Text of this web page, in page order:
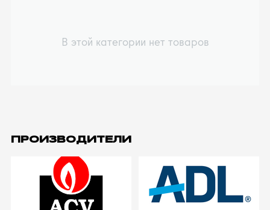
В этой категории нет товаров
ПРОИЗВОДИТЕЛИ